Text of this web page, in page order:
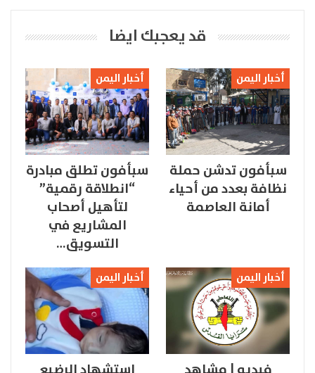
قد يعجبك ايضا
أخبار اليمن
سبأفون تدشن حملة
نظافة بعدد من أحياء
أمانة العاصمة
أخبار اليمن
سبأفون تطلق مبادرة
“انطلاقة رقمية”
لتأهيل أصحاب
المشاريع في
التسويق…
أخبار اليمن أخبار اليمن